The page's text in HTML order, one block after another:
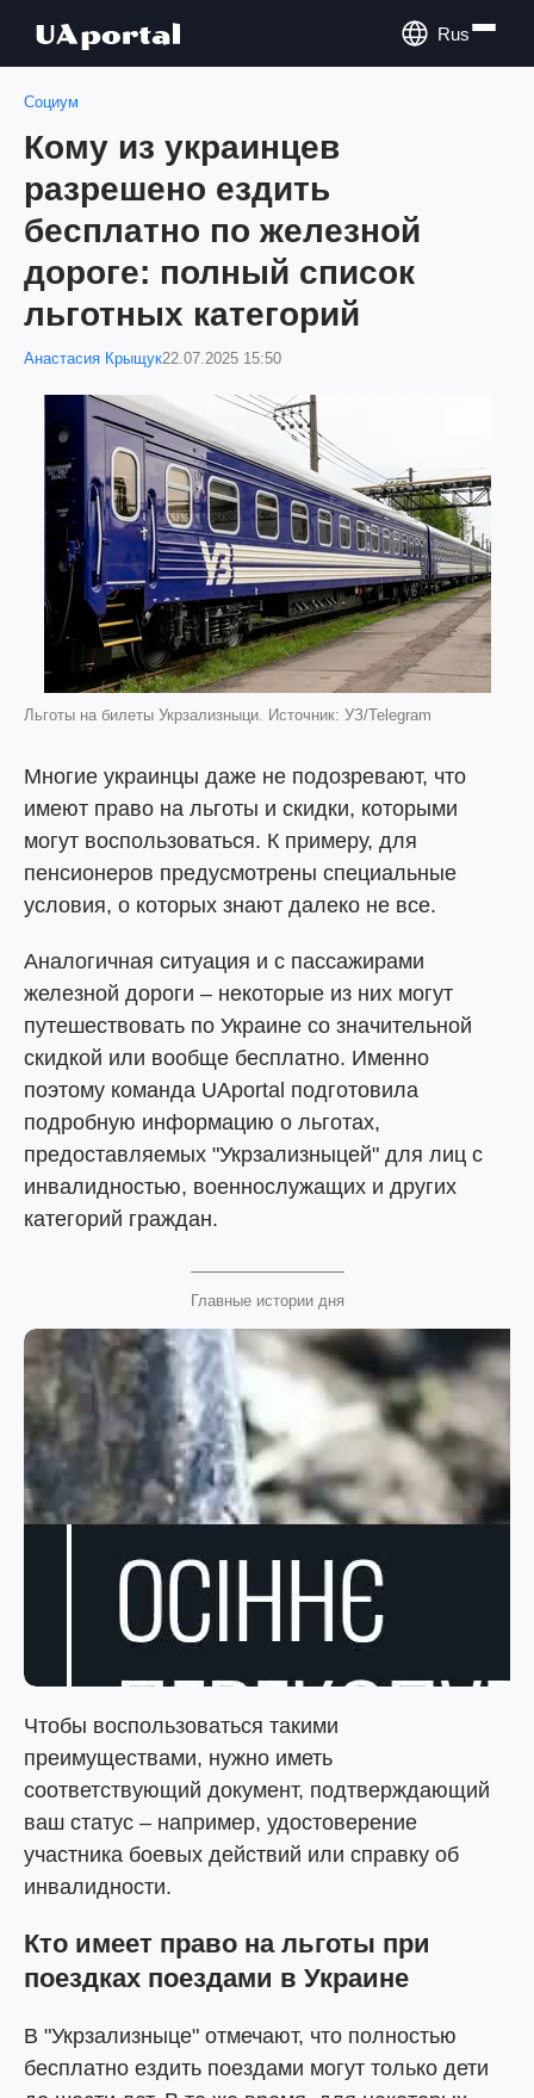
Rus
Социум
Кому из украинцев
разрешено ездить
бесплатно по железной
дороге: полный список
льготных категорий
Анастасия Крыщук22.07.2025 15:50
Льготы на билеты Укрзализныци. Источник: УЗ/Telegram
Многие украинцы даже не подозревают, что
имеют право на льготы и скидки, которыми
могут воспользоваться. К примеру, для
пенсионеров предусмотрены специальные
условия, о которых знают далеко не все.
Аналогичная ситуация и с пассажирами
железной дороги – некоторые из них могут
путешествовать по Украине со значительной
скидкой или вообще бесплатно. Именно
поэтому команда UAportal подготовила
подробную информацию о льготах,
предоставляемых "Укрзализныцей" для лиц с
инвалидностью, военнослужащих и других
категорий граждан.
Главные истории дня
Чтобы воспользоваться такими
преимуществами, нужно иметь
соответствующий документ, подтверждающий
ваш статус – например, удостоверение
участника боевых действий или справку об
инвалидности.
Кто имеет право на льготы при
поездках поездами в Украине
В "Укрзализныце" отмечают, что полностью
бесплатно ездить поездами могут только дети